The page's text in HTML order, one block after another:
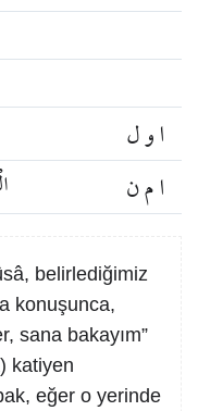
ا و ل
ا م ن
belirlediğimiz
konuşunca,
sana bakayım”
katiyen
eğer o yerinde